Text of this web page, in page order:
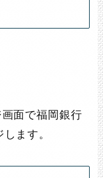
面で福岡銀行
ます。